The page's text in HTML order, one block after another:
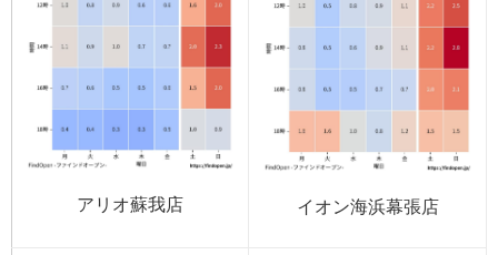
アリオ蘇我店 イオン海浜幕張店